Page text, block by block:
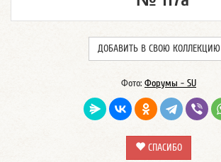
ДОБАВИТЬ В СВОЮ КОЛЛЕКЦИЮ
Фото: Форумы - SU
СПАСИБО